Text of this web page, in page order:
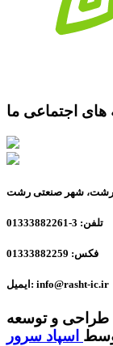
اجتماعی ما
رشت، شهر صنعتی رشت
تلفن: 3-01333882261
فکس: 01333882259
ایمیل: info@rasht-ic.ir
و توسعه
اسپاد سرور